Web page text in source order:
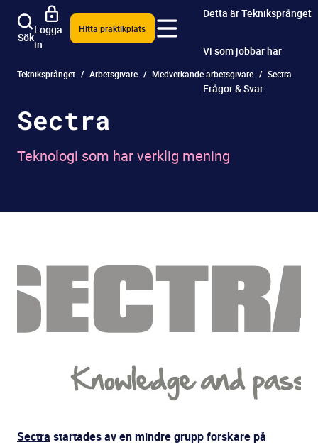
Sök
Logga
in
Hitta praktikplats
Detta är Tekniksprånget
Vi som jobbar här
Frågor & Svar
Tekniksprånget Arbetsgivare Medverkande arbetsgivare Sectra
Sectra
Teknologi som har verklig mening
Sectra startades av en mindre grupp forskare på